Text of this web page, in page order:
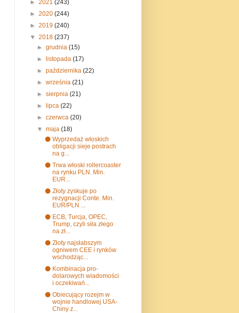
► 2021 (243)
► 2020 (244)
► 2019 (240)
▼ 2018 (237)
►grudnia(15)
►listopada(17)
►października(22)
►września(21)
►sierpnia(21)
►lipca(22)
►czerwca(20)
▼maja(18)
⚫ Wyprzedaż włoskich
obligacji sieje postrach
na g...
⚫ Trwa włoski rollercoaster
na rynku PLN. Min.
EUR...
⚫ Złoty zyskuje po
rezygnacji Conte. Min.
EUR/PLN ...
⚫ ECB, Turcja, OPEC,
Trump, czyli siła złego
na zł...
⚫ Złoty najsłabszym
ogniwem CEE i rynków
wschodząc...
⚫ Kombinacja pro-
dolarowych wiadomości
i oczekiwań...
⚫ Obiecujący rozejm w
wojnie handlowej USA-
Chiny z...